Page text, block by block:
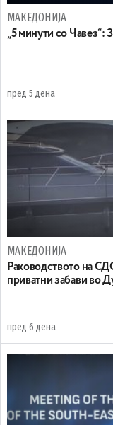
МАКЕДОНИЈА
„5 минути со Чавез“:
пред 5 дена
МАКЕДОНИЈА
Раководството на
приватни забави во
пред 6 дена